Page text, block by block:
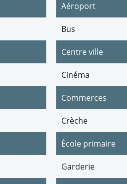
Aéroport
Bus
Centre ville
Cinéma
Commerces
Crèche
École primaire
Garderie